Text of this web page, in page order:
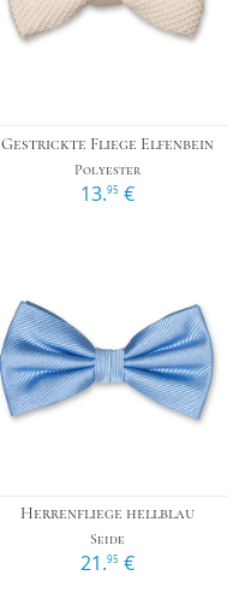
Gestrickte Fliege Elfenbein
Polyester
13.95 €
Herrenfliege hellblau
Seide
21.95 €